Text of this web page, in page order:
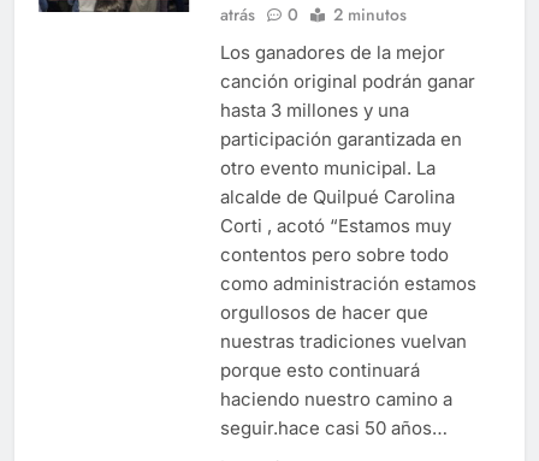
atrás
0 2 minutos
Los ganadores de la mejor
canción original podrán ganar
hasta 3 millones y una
participación garantizada en
otro evento municipal. La
alcalde de Quilpué Carolina
Corti , acotó “Estamos muy
contentos pero sobre todo
como administración estamos
orgullosos de hacer que
nuestras tradiciones vuelvan
porque esto continuará
haciendo nuestro camino a
seguir.hace casi 50 años…